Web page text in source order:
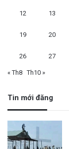
12 13
19 20
26 27
« Th8 Th10 »
Tin mới đăng